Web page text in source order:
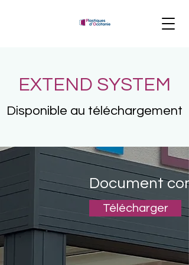
EXTEND SYSTEM
Disponible au téléchargement
Document
Télécharger